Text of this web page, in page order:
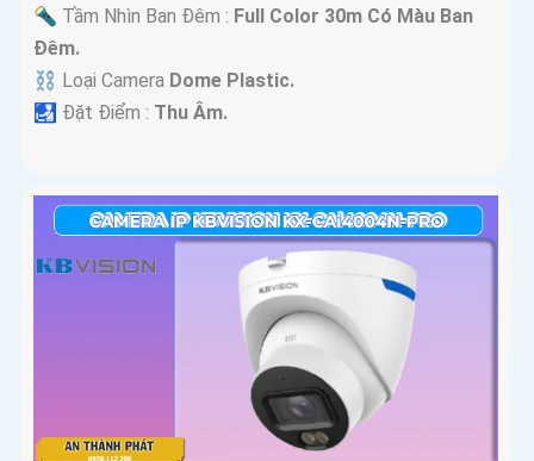
🔦 Tầm Nhìn Ban Đêm : Full Color 30m Có Màu Ban
Ðêm.
⛓ Loại Camera Dome Plastic.
️🛃 Đặt Điểm : Thu Âm.